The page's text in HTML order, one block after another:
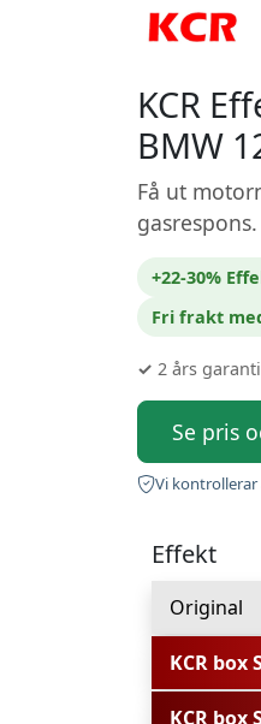
KCR
BMW
Få ut
gasrespons.
+22-30%
Fri frakt
✓ 2 års garanti
Se pris
Vi
Effekt
Original
KCR box
KCR box